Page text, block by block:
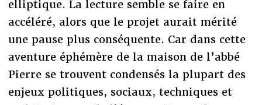
elliptique. La lecture semble se faire en
accéléré, alors que le projet aurait mérité
une pause plus conséquente. Car dans cette
aventure éphémère de la maison de l’abbé
Pierre se trouvent condensés la plupart des
enjeux politiques, sociaux, techniques et